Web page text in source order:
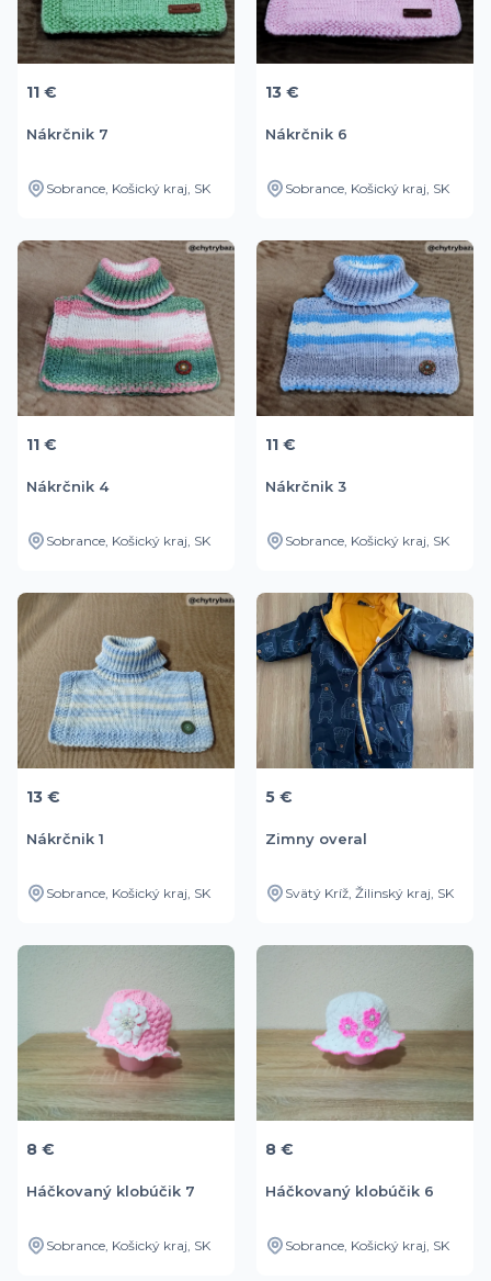
11 €
Nákrčnik 7
Sobrance, Košický kraj, SK
13 €
Nákrčnik 6
Sobrance, Košický kraj, SK
11 €
Nákrčnik 4
Sobrance, Košický kraj, SK
11 €
Nákrčnik 3
Sobrance, Košický kraj, SK
13 €
Nákrčnik 1
Sobrance, Košický kraj, SK
5 €
Zimny overal
Svätý Kríž, Žilinský kraj, SK
8 €
Háčkovaný klobúčik 7
Sobrance, Košický kraj, SK
8 €
Háčkovaný klobúčik 6
Sobrance, Košický kraj, SK